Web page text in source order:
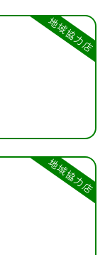
地域協力店
地域協力店